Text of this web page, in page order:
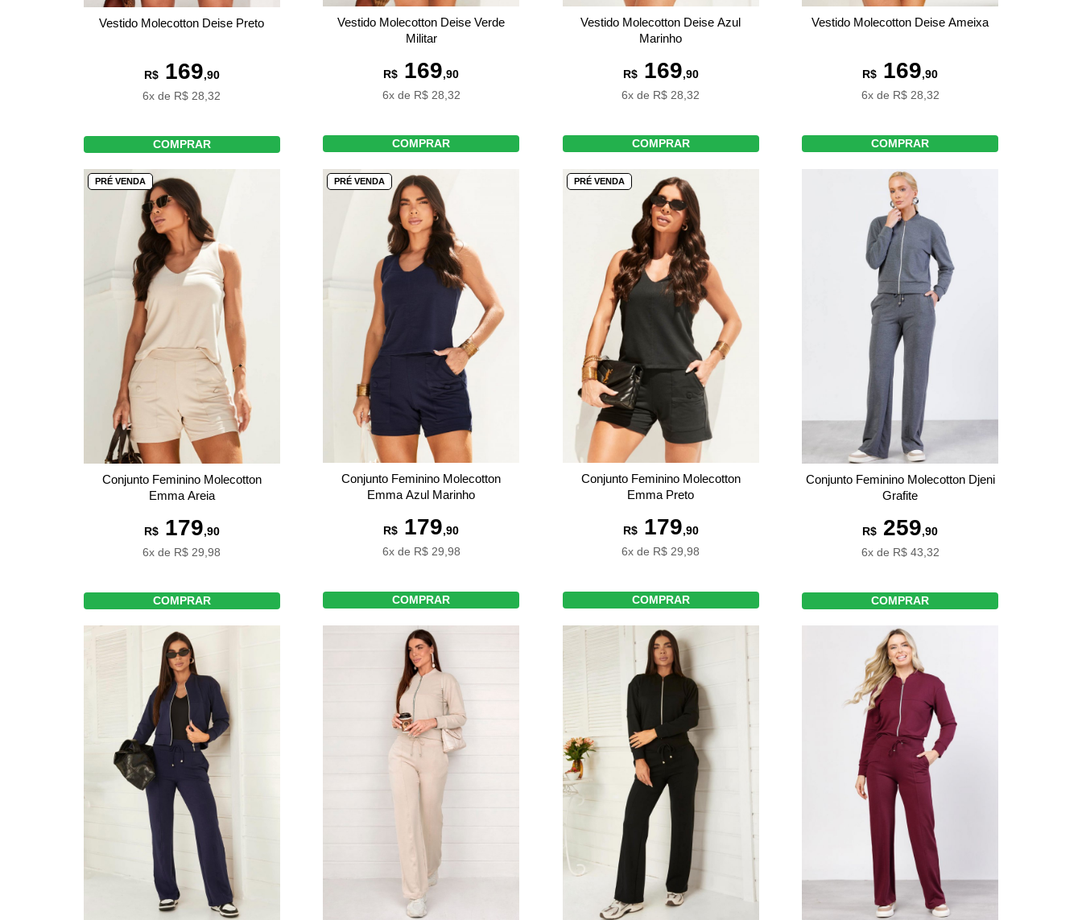
Vestido Molecotton Deise Preto
R$169,90
6x de R$ 28,32
COMPRAR
Vestido Molecotton Deise Verde
Militar
R$ 169,90
6x de R$ 28,32
COMPRAR
Vestido Molecotton Deise Azul
Marinho
R$169,90
6x de R$ 28,32
COMPRAR
Vestido Molecotton Deise Ameixa
R$ 169,90
6x de R$ 28,32
COMPRAR
PRÉ VENDA
Conjunto Feminino Molecotton
Emma Areia
R$179,90
6x de R$ 29,98
COMPRAR
PRÉ VENDA
Conjunto Feminino Molecotton
Emma Azul Marinho
R$ 179,90
6x de R$ 29,98
COMPRAR
PRÉ VENDA
Conjunto Feminino Molecotton
Emma Preto
R$179,90
6x de R$ 29,98
COMPRAR
Conjunto Feminino Molecotton Djeni
Grafite
R$ 259,90
6x de R$ 43,32
COMPRAR